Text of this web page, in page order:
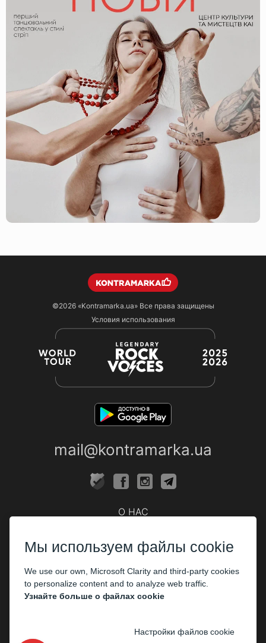
©2026 «Kontramarka.ua»Все права защищены
Условия использования
mail@kontramarka.ua
О НАС
ПАРТНЕРАМ
Организаторам
Корпоративным клиентам
Мы используем файлы cookie
We use our own, Microsoft Clarity and third-party cookies
to personalize content and to analyze web traffic.
Узнайте больше о файлах cookie
Настройки файлов cookie